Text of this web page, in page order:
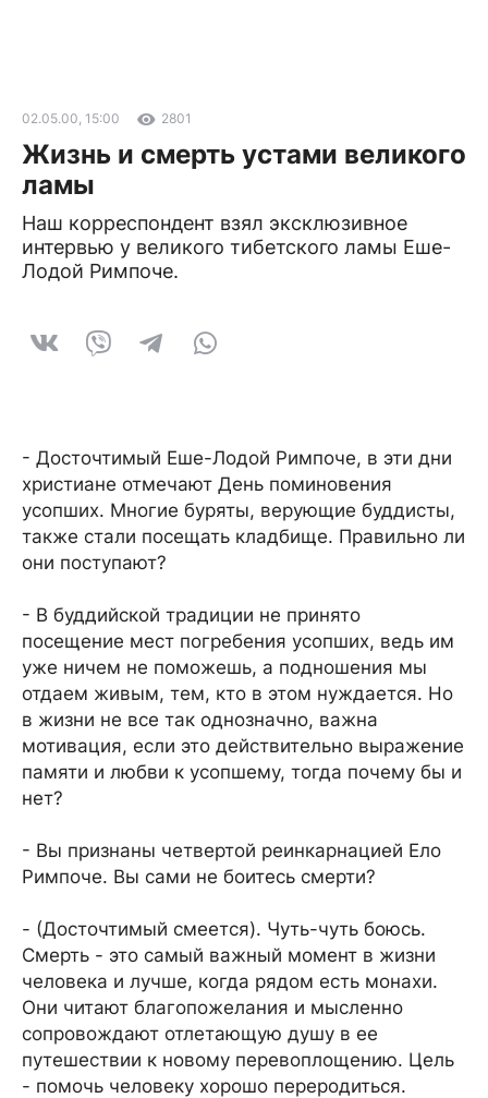
02.05.00, 15:00 2801
Жизнь и смерть устами великого
ламы
Наш корреспондент взял эксклюзивное
интервью у великого тибетского ламы Еше-
Лодой Римпоче.
- Досточтимый Еше-Лодой Римпоче, в эти дни
христиане отмечают День поминовения
усопших. Многие буряты, верующие буддисты,
также стали посещать кладбище. Правильно ли
они поступают?
- В буддийской традиции не принято
посещение мест погребения усопших, ведь им
уже ничем не поможешь, а подношения мы
отдаем живым, тем, кто в этом нуждается. Но
в жизни не все так однозначно, важна
мотивация, если это действительно выражение
памяти и любви к усопшему, тогда почему бы и
нет?
- Вы признаны четвертой реинкарнацией Ело
Римпоче. Вы сами не боитесь смерти?
- (Досточтимый смеется). Чуть-чуть боюсь.
Смерть - это самый важный момент в жизни
человека и лучше, когда рядом есть монахи.
Они читают благопожелания и мысленно
сопровождают отлетающую душу в ее
путешествии к новому перевоплощению. Цель
- помочь человеку хорошо переродиться.